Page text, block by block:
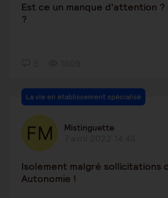
Est ce un manque d'attention
?
La vie en établissement spécialisé
Mistinguette
Isolement malgré sollicitations
Autonomie !